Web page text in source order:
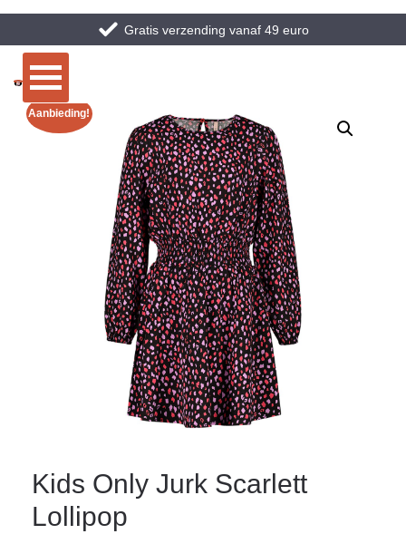
Gratis verzending vanaf 49 euro
Aanbieding!
Kids Only Jurk Scarlett
Lollipop